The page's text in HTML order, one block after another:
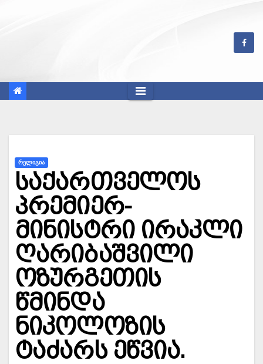
ᲠᲔᲚᲘᲒᲘᲐ
საქართველოს
პრემიერ-
მინისტრი ირაკლი
ღარიბაშვილი
ოზურგეთის
წმინდა
ნიკოლოზის
ტაძარს ეწვია.